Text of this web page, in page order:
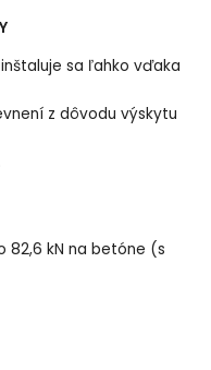
sa ľahko vďaka
z dôvodu výskytu
82,6 kN na betóne (s